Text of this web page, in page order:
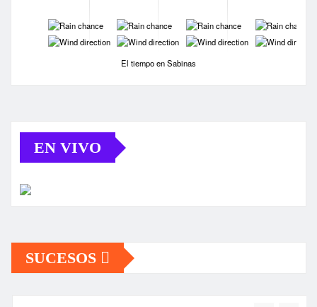
-
-
-
-
-
-
-
-
El tiempo en Sabinas
EN VIVO
SUCESOS